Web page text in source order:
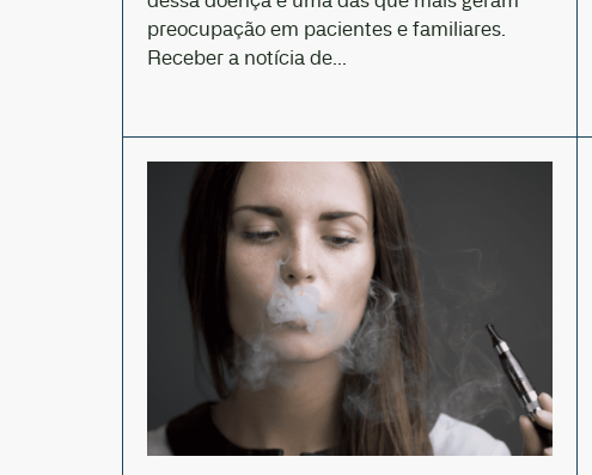
preocupação em pacientes e familiares.
Receber a notícia de...